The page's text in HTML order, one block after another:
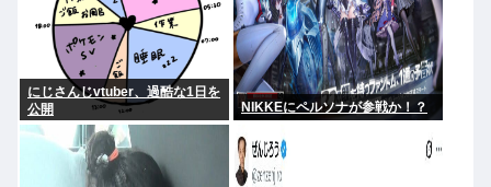
にじさんじvtuber、過酷な1日を
公開
NIKKEにペルソナが参戦か！？